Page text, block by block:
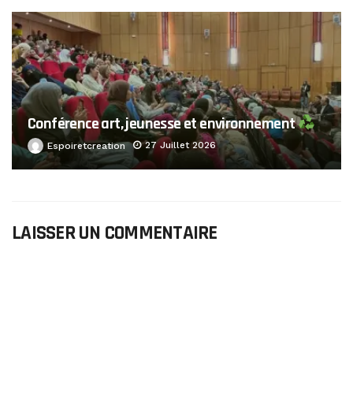
Conférence art, jeunesse et environnement
Espoiretcreation 27 Juillet 2026
LAISSER UN COMMENTAIRE